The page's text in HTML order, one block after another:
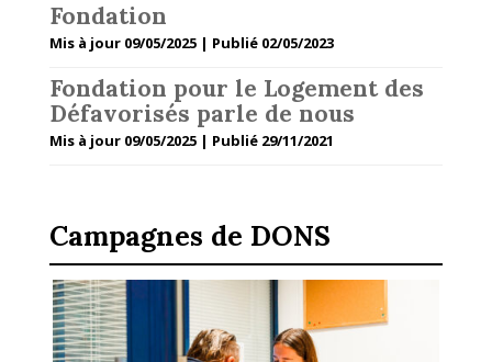
Fondation
Mis à jour 09/05/2025 | Publié 02/05/2023
Fondation pour le Logement des
Défavorisés parle de nous
Mis à jour 09/05/2025 | Publié 29/11/2021
Campagnes de DONS